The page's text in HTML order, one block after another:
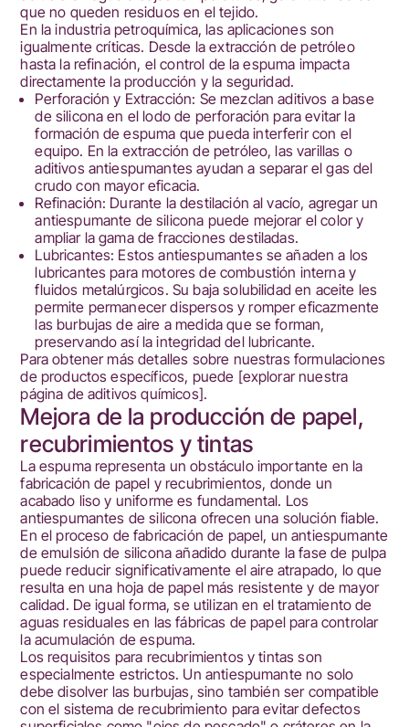
que no queden residuos en el tejido.
En la industria petroquímica, las aplicaciones son
igualmente críticas. Desde la extracción de petróleo
hasta la refinación, el control de la espuma impacta
directamente la producción y la seguridad.
Perforación y Extracción: Se mezclan aditivos a base
de silicona en el lodo de perforación para evitar la
formación de espuma que pueda interferir con el
equipo. En la extracción de petróleo, las varillas o
aditivos antiespumantes ayudan a separar el gas del
crudo con mayor eficacia.
Refinación: Durante la destilación al vacío, agregar un
antiespumante de silicona puede mejorar el color y
ampliar la gama de fracciones destiladas.
Lubricantes: Estos antiespumantes se añaden a los
lubricantes para motores de combustión interna y
fluidos metalúrgicos. Su baja solubilidad en aceite les
permite permanecer dispersos y romper eficazmente
las burbujas de aire a medida que se forman,
preservando así la integridad del lubricante.
Para obtener más detalles sobre nuestras formulaciones
de productos específicos, puede [explorar nuestra
página de aditivos químicos].
Mejora de la producción de papel,
recubrimientos y tintas
La espuma representa un obstáculo importante en la
fabricación de papel y recubrimientos, donde un
acabado liso y uniforme es fundamental. Los
antiespumantes de silicona ofrecen una solución fiable.
En el proceso de fabricación de papel, un antiespumante
de emulsión de silicona añadido durante la fase de pulpa
puede reducir significativamente el aire atrapado, lo que
resulta en una hoja de papel más resistente y de mayor
calidad. De igual forma, se utilizan en el tratamiento de
aguas residuales en las fábricas de papel para controlar
la acumulación de espuma.
Los requisitos para recubrimientos y tintas son
especialmente estrictos. Un antiespumante no solo
debe disolver las burbujas, sino también ser compatible
con el sistema de recubrimiento para evitar defectos